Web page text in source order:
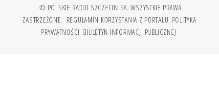
© POLSKIE RADIO SZCZECIN SA. WSZYSTKIE PRAWA
ZASTRZEŻONE. REGULAMIN KORZYSTANIA Z PORTALU POLITYKA
PRYWATNOŚCI BIULETYN INFORMACJI PUBLICZNEJ